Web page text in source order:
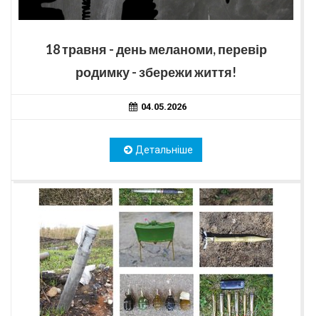
18 травня - день меланоми, перевір
родимку - збережи життя!
04.05.2026
Детальніше